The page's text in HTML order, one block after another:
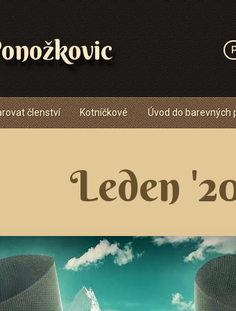
členství Kotníčkové Úvod do barevných
Leden